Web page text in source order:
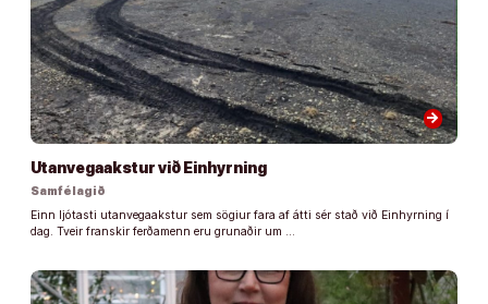
arrow_forward
Utanvegaakstur við Einhyrning
Samfélagið
Einn ljótasti utanvegaakstur sem sögiur fara af átti sér stað við Einhyrning í
dag. Tveir franskir ferðamenn eru grunaðir um …